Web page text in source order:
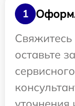
1
оставьте